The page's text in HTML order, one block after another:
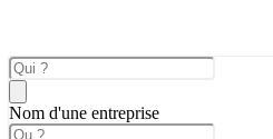
Nom d'une entreprise